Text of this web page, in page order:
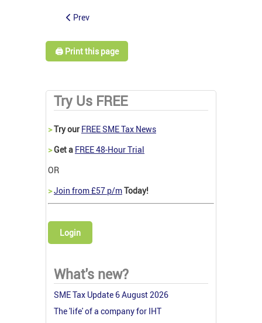
Prev
🖨️ Print this page
Try Us FREE
>Try our FREE SME Tax News
>Get a FREE 48-Hour Trial
OR
>Join from £57 p/mToday!
Login
What's new?
SME Tax Update 6 August 2026
The 'life' of a company for IHT